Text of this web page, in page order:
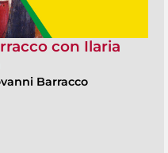
con Ilaria
Barracco